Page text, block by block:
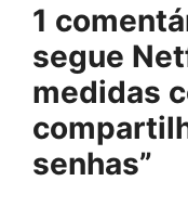
1
segue
medidas
senhas”